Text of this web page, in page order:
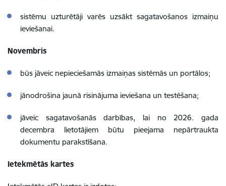
sistēmu uzturētāji varēs uzsākt sagatavošanos izmaiņu
ieviešanai.
Novembris
būs jāveic nepieciešamās izmaiņas sistēmās un portālos;
jānodrošina jaunā risinājuma ieviešana un testēšana;
jāveic sagatavošanās darbības, lai no 2026. gada
decembra lietotājiem būtu pieejama nepārtraukta
dokumentu parakstīšana.
Ietekmētās kartes